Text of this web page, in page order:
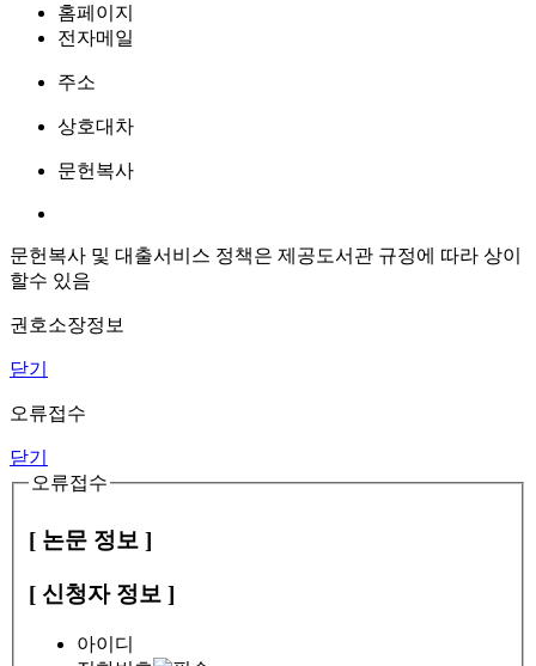
홈페이지
전자메일
주소
상호대차
문헌복사
문헌복사 및 대출서비스 정책은 제공도서관 규정에 따라 상이
할수 있음
권호소장정보
닫기
오류접수
닫기
오류접수
[ 논문 정보 ]
[ 신청자 정보 ]
아이디